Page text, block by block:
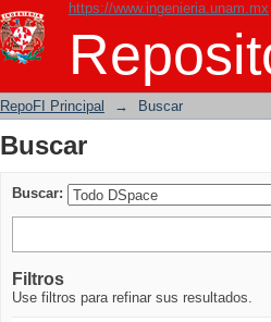
https://www.ingenieria.unam.mx
Buscar
RepoFI Principal → Buscar
Buscar
Buscar:
Filtros
Use filtros para refinar sus resultados.